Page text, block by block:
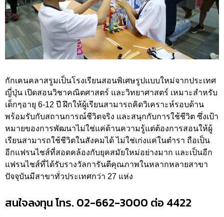
กักเคนคลาสรูมเป็นโรงเรียนสอนพิเศษรูปแบบใหม่จากประเทศ
ญี่ปุ่น เปิดสอนวิชาคณิตศาสตร์ และวิทยาศาสตร์ เหมาะสำหรับ
เด็กๆอายุ 6-12 ปี ฝึกให้ผู้เรียนสามารถคิดวิเคราะห์รอบด้าน
พร้อมรับกับสถานการณ์ชีวิตจริง และสนุกกับการใช้ชีวิต ซึ่งเป้า
หมายของการพัฒนาไม่ใช่แค่ด้านความรู้แต่ต้องการสอนให้ผู้
เรียนสามารถใช้ชีวิตในสังคมได้ ไม่ใช่เก่งแค่ในตำรา ถือเป็น
อีกแฟรนไชส์ที่สอดคล้องกับยุคสมัยใหม่อย่างมาก และเป็นอีก
แฟรนไชส์ที่ได้รับรางวัลการันตีคุณภาพในหลากหลายสาขา
ปัจจุบันมีสาขาทั่วประเทศกว่า 27 แห่ง
สนใจลงทุน โทร. 02-662-3000 ต่อ 4422